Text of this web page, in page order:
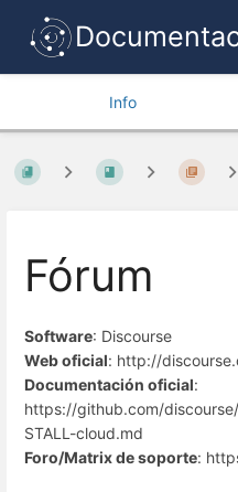
Info
Fórum
Software: Discourse
Web oficial: http://
Documentación oficial:
https://github.com/
STALL-cloud.md
Foro/Matrix de soporte: